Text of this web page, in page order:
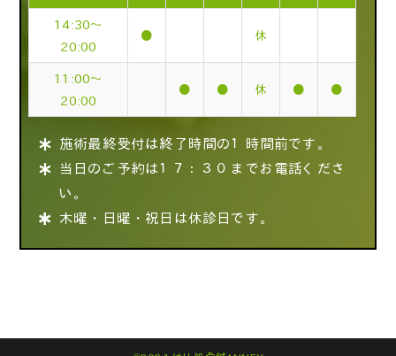
14:30～
20:00
● 休
11:00～
20:00
● ● 休 ● ●
施術最終受付は終了時間の１時間前です。
当日のご予約は１７：３０までお電話くださ
い。
木曜・日曜・祝日は休診日です。